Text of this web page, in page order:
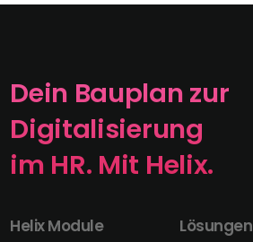
Dein Bauplan zur
Digitalisierung
im HR. Mit Helix.
Helix Module Lösungen